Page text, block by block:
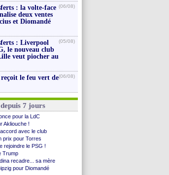
: la volte-face
deux ventes
et Diomandé
(06/08)
: Liverpool
le nouveau club
veut piocher au
(05/08)
le feu vert de(06/08)
7 jours
pour la LdC
Akliouche !
avec le club
prix pour Torres
rejoindre le PSG !
Trump
recadre... sa mère
pour Diomandé